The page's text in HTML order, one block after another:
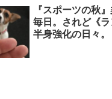
『スポーツの秋
毎日。されど《
半身強化の日々。